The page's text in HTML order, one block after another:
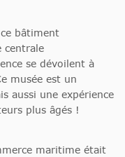
bâtiment
centrale
se dévoilent à
musée est un
aussi une expérience
plus âgés !
maritime était